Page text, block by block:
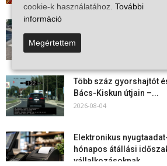
Folyamatosak a nyári
Kiskőrösön –
Több száz gyorshajtót
Bács-Kiskun útjain –...
2026-08-04
Elektronikus
hónapos átállási
vállalkozásoknak
cookie-k használatához. További
információ
Megértettem